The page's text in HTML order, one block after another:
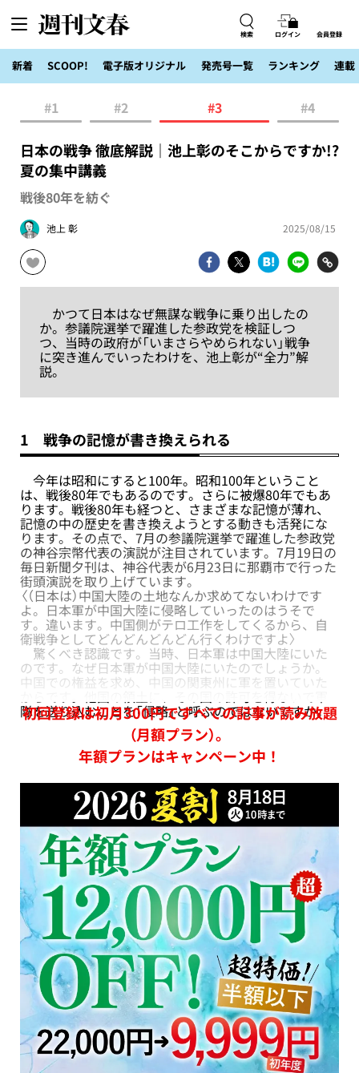
検索 ログイン 会員登録
新着 SCOOP! 電子版オリジナル 発売号一覧 ランキング 連載
#1 #2 #3 #4
日本の戦争 徹底解説｜池上彰のそこからですか!?
夏の集中講義
戦後80年を紡ぐ
池上 彰 2025/08/15
かつて日本はなぜ無謀な戦争に乗り出したの
か。参議院選挙で躍進した参政党を検証しつ
つ、当時の政府が「いまさらやめられない」戦争
に突き進んでいったわけを、池上彰が“全力”解
説。
1 戦争の記憶が書き換えられる
今年は昭和にすると100年。昭和100年ということ
は、戦後80年でもあるのです。さらに被爆80年でもあ
ります。戦後80年も経つと、さまざまな記憶が薄れ、
記憶の中の歴史を書き換えようとする動きも活発にな
ります。その点で、7月の参議院選挙で躍進した参政党
の神谷宗幣代表の演説が注目されています。7月19日の
毎日新聞夕刊は、神谷代表が6月23日に那覇市で行った
街頭演説を取り上げています。
〈（日本は）中国大陸の土地なんか求めてないわけです
よ。日本軍が中国大陸に侵略していったのはうそで
す。違います。中国側がテロ工作をしてくるから、自
衛戦争としてどんどんどんどん行くわけですよ〉
驚くべき認識です。当時、日本軍は中国大陸にいた
のです。なぜ日本軍が中国大陸にいたのでしょうか。
中国での権益を求め、中国の関東州に軍を置いていた
隊を送り込むことを「侵略」と呼ぶのではないですか。
初回登録は初月300円ですべての記事が読み放題
（月額プラン）。
年額プランはキャンペーン中！